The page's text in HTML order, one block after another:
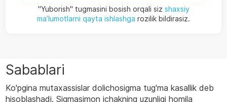
"Yuborish" tugmasini bosish orqali siz shaxsiy
ma’lumotlarni qayta ishlashga rozilik bildirasiz.
Sabablari
Ko'pgina mutaxassislar dolichosigma tug'ma kasallik deb
hisoblashadi. Sigmasimon ichakning uzunligi homila